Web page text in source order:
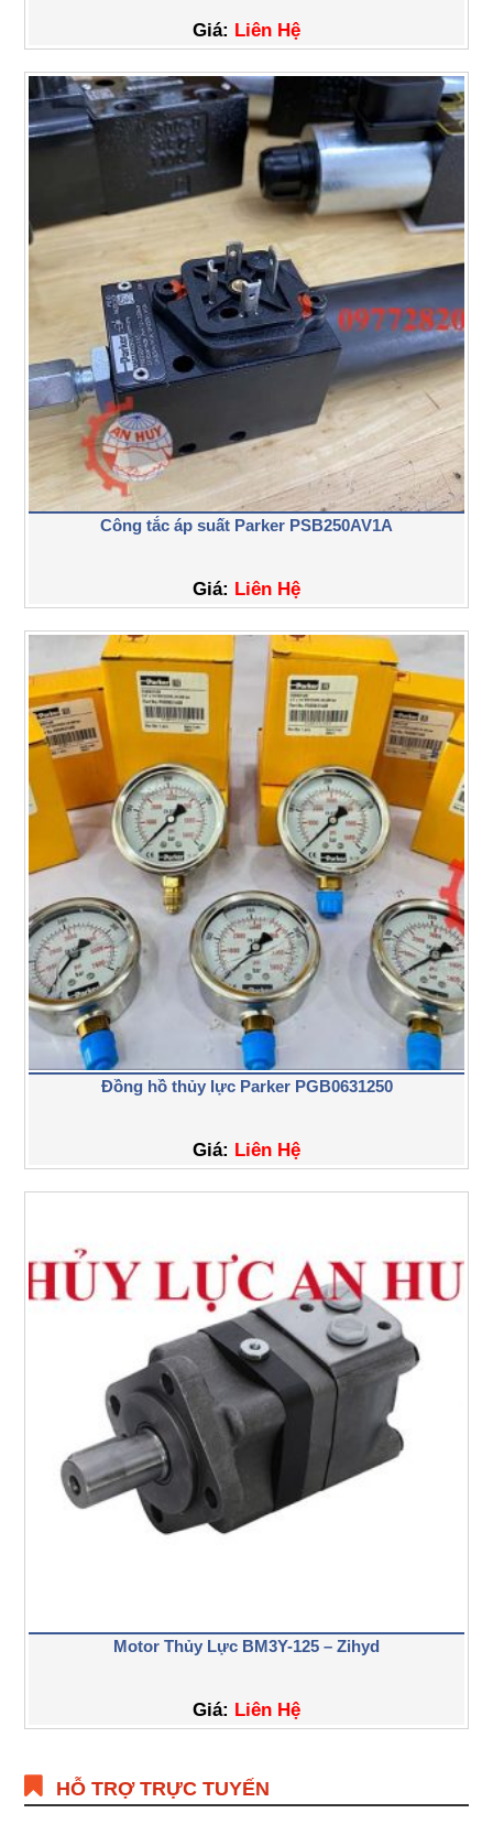
Giá: Liên Hệ
Công tắc áp suất Parker PSB250AV1A
Giá: Liên Hệ
Đồng hồ thủy lực Parker PGB0631250
Giá: Liên Hệ
Motor Thủy Lực BM3Y-125 – Zihyd
Giá: Liên Hệ
HỖ TRỢ TRỰC TUYẾN